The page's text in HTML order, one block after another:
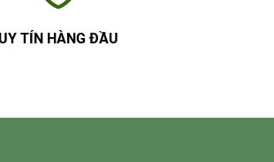
TÍN HÀNG ĐẦU